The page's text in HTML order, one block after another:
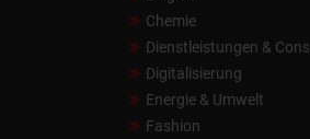
Chemie
Dienstleistungen &
Digitalisierung
Energie & Umwelt
Fashion